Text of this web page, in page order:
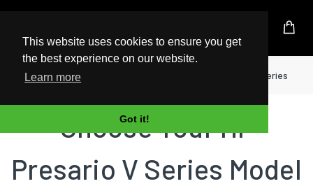
This website uses cookies to ensure you get
the best experience on our website.
Learn more
Got it!
UK Based Kingston Reseller
Home Laptop Presario V Series
Choose Your HP
Presario V Series Model